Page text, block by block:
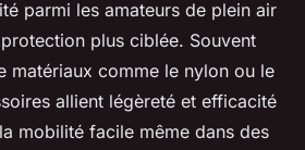
parmi les amateurs de plein air
plus ciblée. Souvent
matériaux comme le nylon ou le
allient légèreté et efficacité
mobilité facile même dans des